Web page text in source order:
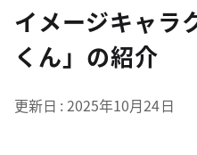
イメージキャラ
くん」の紹介
更新日 2025年10月24日